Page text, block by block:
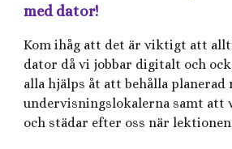
med dator!
Kom ihåg att det är viktigt att
dator då vi jobbar digitalt och
alla hjälps åt att behålla planerad
undervisningslokalerna samt att
och städar efter oss när